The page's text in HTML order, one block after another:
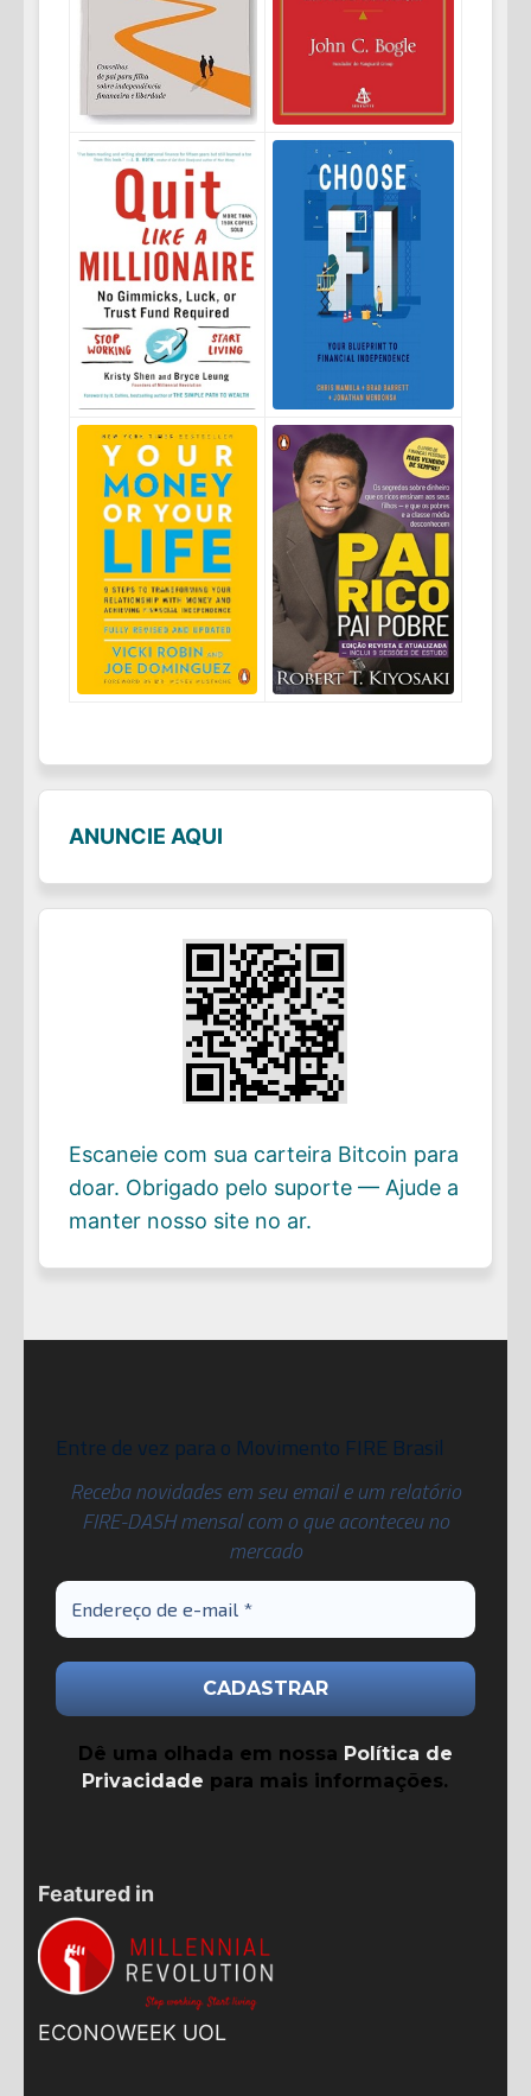
ANUNCIE AQUI
Escaneie com sua carteira Bitcoin para
doar. Obrigado pelo suporte — Ajude a
manter nosso site no ar.
Entre de vez para o Movimento FIRE Brasil
Receba novidades em seu email e um relatório
FIRE-DASH mensal com o que aconteceu no
mercado
Dê uma olhada em nossa Política de
Privacidade para mais informações.
Featured in
ECONOWEEK UOL